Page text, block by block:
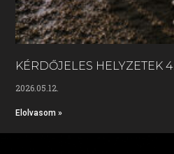
KÉRDŐJELES HELYZETEK 4.
2026.05.12.
Elolvasom »